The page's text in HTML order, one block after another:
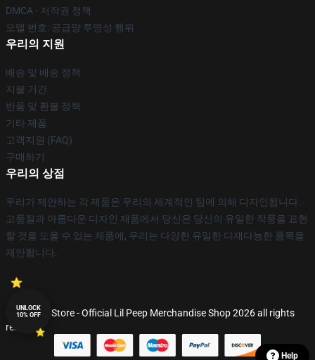
DMCA - 저작권 정책
모델 번호: 공급망 투명성 행위
우리의 지원
배송 및 배송 정책
지불 기간
반품 및 환불 정책
기타 제품
고객지원 (FAQ)
구매하기
우리의 상점
우리가 제안하는 각 제품은 우리의 세계적인 팀에 의해 디자인됩니다.
고품질과 아름다운 디자인 제품에서 당신은 당신의 유일한 작풍을 표현
할 것을 도울 수 있는 제품에, 우리는 다양한 유일한 다재다능한 품목을
제안합니다.
© Lil Peep Store - Official Lil Peep Merchandise Shop 2026 all rights
reserved
Help
UNLOCK
10% OFF